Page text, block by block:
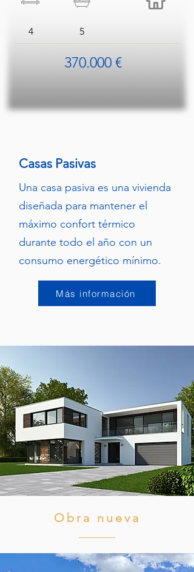
4 5
370.000 €
Casas Pasivas
Una casa pasiva es una vivienda
diseñada para mantener el
máximo confort térmico
durante todo el año con un
consumo energético mínimo.
Más información
Obra nueva